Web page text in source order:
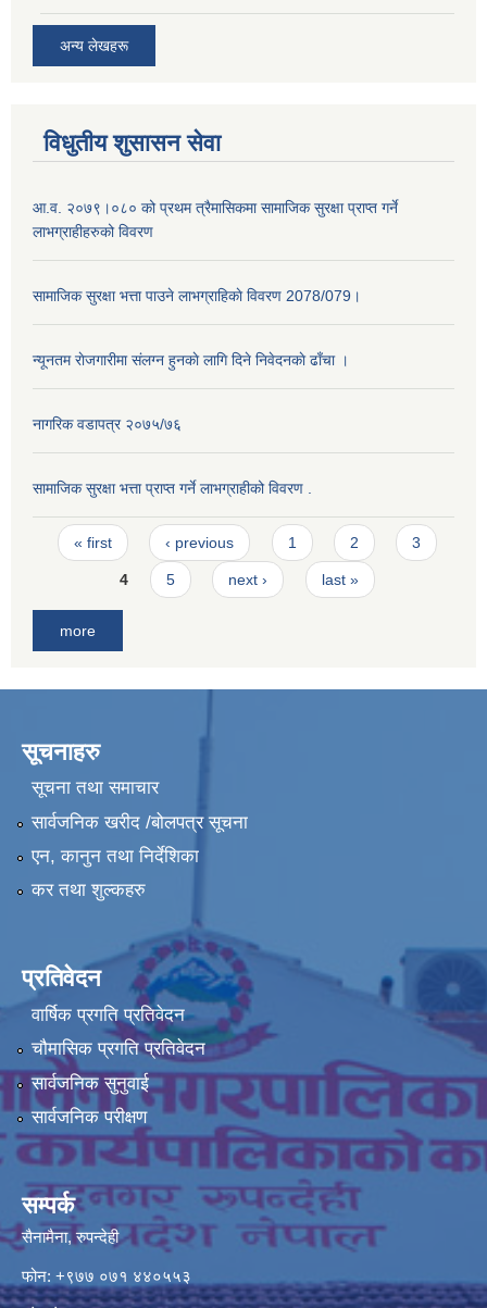
अन्य लेखहरू
विधुतीय शुसासन सेवा
आ.व. २०७९।०८० को प्रथम त्रैमासिकमा सामाजिक सुरक्षा प्राप्त गर्ने
लाभग्राहीहरुको विवरण
सामाजिक सुरक्षा भत्ता पाउने लाभग्राहिकाे विवरण 2078/079।
न्यूनतम राेजगारीमा संलग्न हुनकाे लागि दिने निवेदनकाे ढाँचा ।
नागरिक वडापत्र २०७५/७६
सामाजिक सुरक्षा भत्ता प्राप्त गर्ने लाभग्राहीको विवरण .
Pages
« first ‹ previous 1 2 3
4 5 next › last »
more
सूचनाहरु
सूचना तथा समाचार
सार्वजनिक खरीद /बोलपत्र सूचना
एन, कानुन तथा निर्देशिका
कर तथा शुल्कहरु
प्रतिवेदन
वार्षिक प्रगति प्रतिवेदन
चौमासिक प्रगति प्रतिवेदन
सार्वजनिक सुनुवाई
सार्वजनिक परीक्षण
सम्पर्क
सैनामैना, रुपन्देही
फोन: +९७७ ०७१ ४४०५५३